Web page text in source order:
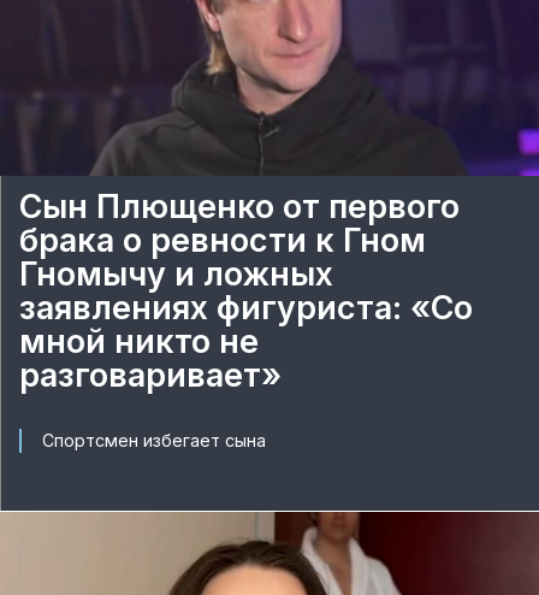
Сын Плющенко от первого
брака о ревности к Гном
Гномычу и ложных
заявлениях фигуриста: «Со
мной никто не
разговаривает»
Спортсмен избегает сына